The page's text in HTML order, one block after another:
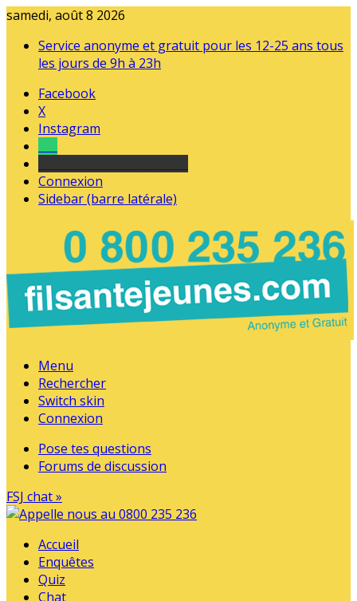
samedi, août 8 2026
Service anonyme et gratuit pour les 12-25 ans tous
les jours de 9h à 23h
Facebook
X
Instagram
Connexion
Sidebar (barre latérale)
Menu
Rechercher
Switch skin
Connexion
Pose tes questions
Forums de discussion
FSJ chat »
Accueil
Enquêtes
Quiz
Chat